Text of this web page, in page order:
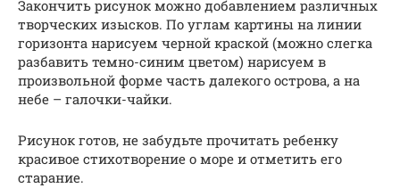
Закончить рисунок можно добавлением различных
творческих изысков. По углам картины на линии
горизонта нарисуем черной краской (можно слегка
разбавить темно-синим цветом) нарисуем в
произвольной форме часть далекого острова, а на
небе – галочки-чайки.
Рисунок готов, не забудьте прочитать ребенку
красивое стихотворение о море и отметить его
старание.